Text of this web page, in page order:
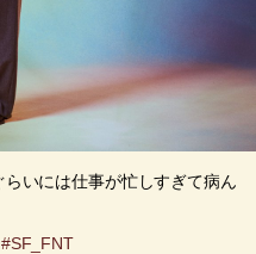
いには仕事が忙しすぎて病ん
#SF_FNT